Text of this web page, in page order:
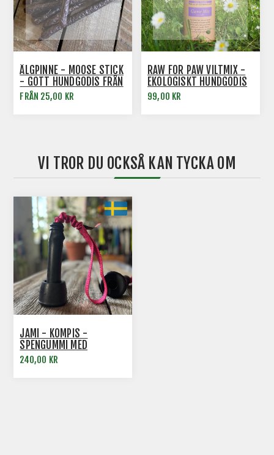
ÄLGPINNE - MOOSE STICK
- GOTT HUNDGODIS FRÅN
RAUH
FRÅN 25,00 KR
RAW FOR PAW VILTMIX -
EKOLOGISKT HUNDGODIS
99,00 KR
VI TROR DU OCKSÅ KAN TYCKA OM
JAMI - KOMPIS -
SPENGUMMI MED
EXPANDER
240,00 KR